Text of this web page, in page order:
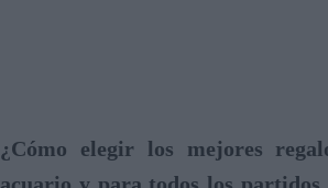
¿Cómo elegir los mejores